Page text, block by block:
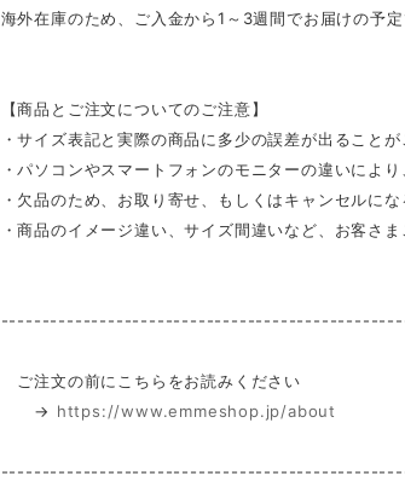
海外在庫のため、ご入金から1～3週間でお届けの予
【商品とご注文についてのご注意】
・サイズ表記と実際の商品に多少の誤差が出ることが
・パソコンやスマートフォンのモニターの違いによ
・欠品のため、お取り寄せ、もしくはキャンセルに
・商品のイメージ違い、サイズ間違いなど、お客さ
ご注文の前にこちらをお読みください
→ https://www.emmeshop.jp/about